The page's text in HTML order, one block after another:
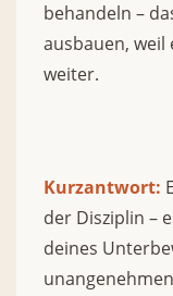
behandeln –
ausbauen,
weiter.
Kurzantwort:
der Disziplin –
deines